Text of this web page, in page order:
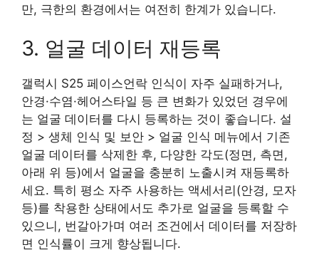
만, 극한의 환경에서는 여전히 한계가 있습니다.
3. 얼굴 데이터 재등록
갤럭시 S25 페이스언락 인식이 자주 실패하거나,
안경·수염·헤어스타일 등 큰 변화가 있었던 경우에
는 얼굴 데이터를 다시 등록하는 것이 좋습니다. 설
정 > 생체 인식 및 보안 > 얼굴 인식 메뉴에서 기존
얼굴 데이터를 삭제한 후, 다양한 각도(정면, 측면,
아래 위 등)에서 얼굴을 충분히 노출시켜 재등록하
세요. 특히 평소 자주 사용하는 액세서리(안경, 모자
등)를 착용한 상태에서도 추가로 얼굴을 등록할 수
있으니, 번갈아가며 여러 조건에서 데이터를 저장하
면 인식률이 크게 향상됩니다.